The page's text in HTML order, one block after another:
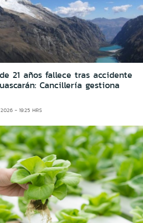
21 años fallece tras accidente
Cancillería gestiona
- 19:25 HRS